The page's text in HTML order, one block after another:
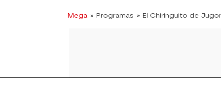
Mega » Programas » El Chiringuito de